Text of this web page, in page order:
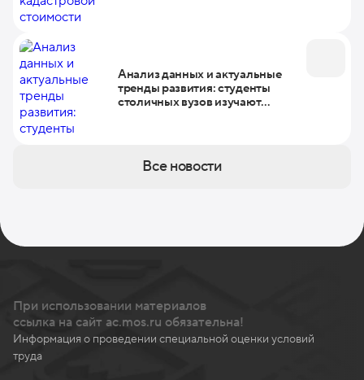
Анализ данных и актуальные
тренды развития: студенты
столичных вузов изучают
Все новости
При использовании материалов
ссылка на сайт ac.mos.ru обязательна!
Информация о проведении специальной оценки условий
труда